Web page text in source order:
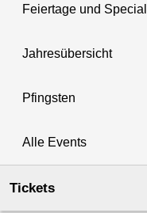
Feiertage und
Jahresübersicht
Pfingsten
Alle Events
Tickets